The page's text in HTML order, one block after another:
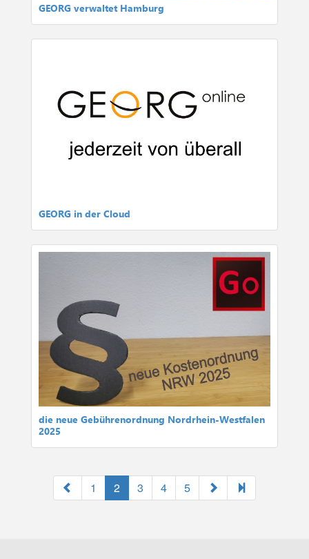
GEORG verwaltet Hamburg
GEORG in der Cloud
die neue Gebührenordnung Nordrhein-Westfalen
2025
1 2 3 4 5